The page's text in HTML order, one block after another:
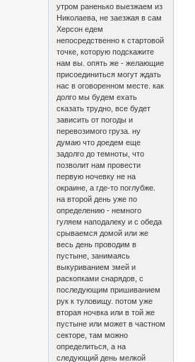
утром раненько выезжаем из
Николаева, не заезжая в сам
Херсон едем
непосредственно к стартовой
точке, которую подскажите
нам вы. опять же - желающие
присоединиться могут ждать
нас в оговоренном месте. как
долго мы будем ехать
сказать трудно, все будет
зависить от погоды и
перевозимого груза. ну
думаю что доедем еще
задолго до темноты, что
позволит нам провести
первую ночевку не на
окраине, а где-то поглубже.
на второй день уже по
определению - немного
гуляем наподалеку и с обеда
срываемся домой или же
весь день проводим в
пустыне, занимаясь
выкуриванием змей и
раскопками снарядов, с
последующим пришиванием
рук к туловищу. потом уже
вторая ночвка или в той же
пустыне или может в частном
секторе, там можно
определиться, а на
следующий день мелкой